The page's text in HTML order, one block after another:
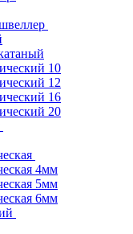
10
12
16
20
4мм
5мм
6мм